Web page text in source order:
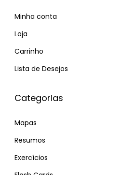
Minha conta
Loja
Carrinho
Lista de Desejos
Categorias
Mapas
Resumos
Exercícios